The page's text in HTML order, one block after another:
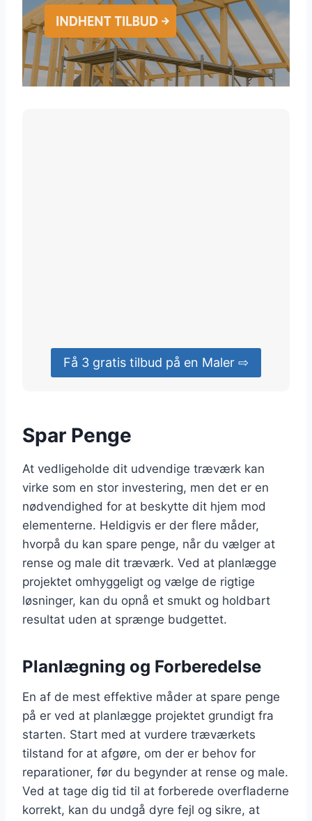
Få 3 gratis tilbud på en Maler ⇨
Spar Penge
At vedligeholde dit udvendige træværk kan
virke som en stor investering, men det er en
nødvendighed for at beskytte dit hjem mod
elementerne. Heldigvis er der flere måder,
hvorpå du kan spare penge, når du vælger at
rense og male dit træværk. Ved at planlægge
projektet omhyggeligt og vælge de rigtige
løsninger, kan du opnå et smukt og holdbart
resultat uden at sprænge budgettet.
Planlægning og Forberedelse
En af de mest effektive måder at spare penge
på er ved at planlægge projektet grundigt fra
starten. Start med at vurdere træværkets
tilstand for at afgøre, om der er behov for
reparationer, før du begynder at rense og male.
Ved at tage dig tid til at forberede overfladerne
korrekt, kan du undgå dyre fejl og sikre, at